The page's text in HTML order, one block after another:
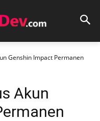
Genshin Impact Permanen
Akun